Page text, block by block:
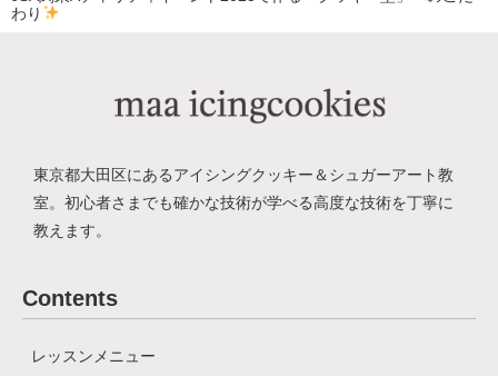
ゲ
わり
東京都大田区にあるアイシングクッキー＆シュガーアート教
室。 初心者さまでも確かな技術が学べる高度な技術を丁寧に
教えます。
Contents
レッスンメニュー